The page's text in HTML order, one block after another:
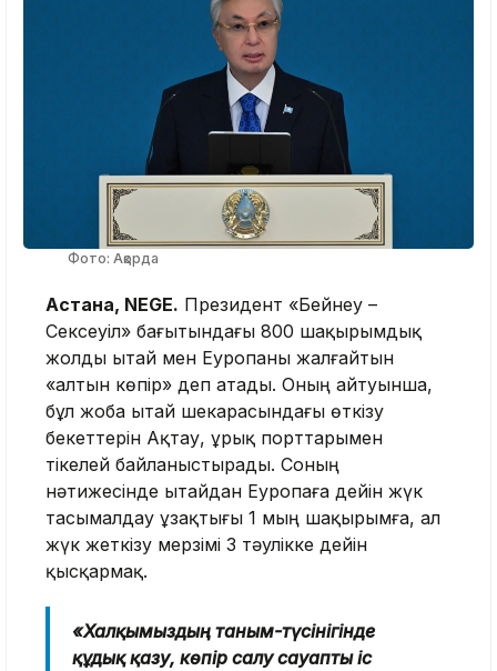
Фото: Ақорда
Астана, NEGE. Президент «Бейнеу –
Сексеуіл» бағытындағы 800 шақырымдық
жолды Қытай мен Еуропаны жалғайтын
«алтын көпір» деп атады. Оның айтуынша,
бұл жоба Қытай шекарасындағы өткізу
бекеттерін Ақтау, Құрық порттарымен
тікелей байланыстырады. Соның
нәтижесінде Қытайдан Еуропаға дейін жүк
тасымалдау ұзақтығы 1 мың шақырымға, ал
жүк жеткізу мерзімі 3 тәулікке дейін
қысқармақ.
«Халқымыздың таным-түсінігінде
құдық қазу, көпір салу сауапты іс